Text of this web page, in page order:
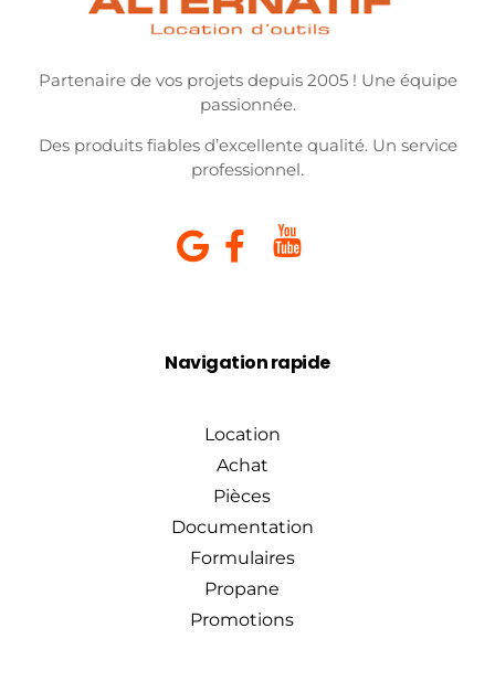
Partenaire de vos projets depuis 2005 ! Une équipe
passionnée.
Des produits fiables d’excellente qualité. Un service
professionnel.
Navigation rapide
Location
Achat
Pièces
Documentation
Formulaires
Propane
Promotions